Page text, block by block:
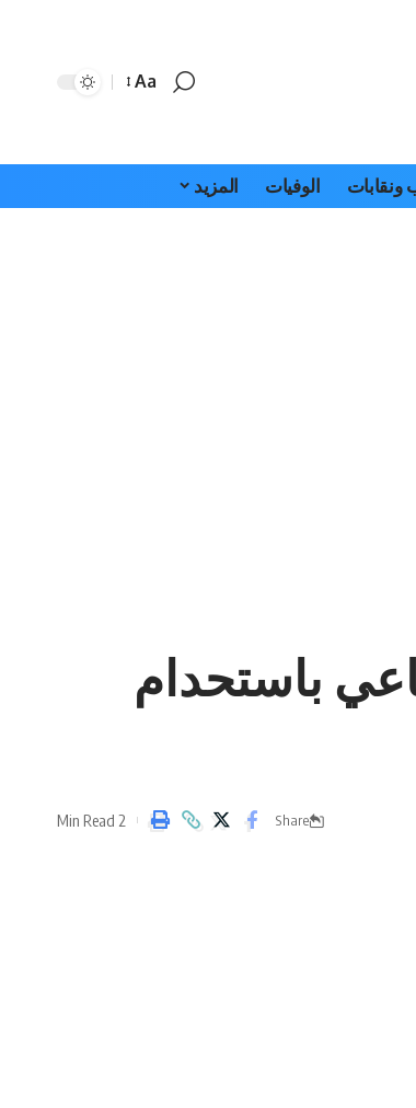
Font
Aa
ونقابات الوفيات المزيد
باستحدام
Share
2 Min Read